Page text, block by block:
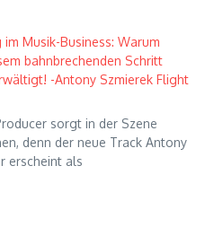
Musik-Business: Warum
bahnbrechenden Schritt
-Antony Szmierek Flight
sorgt in der Szene
denn der neue Track Antony
erscheint als